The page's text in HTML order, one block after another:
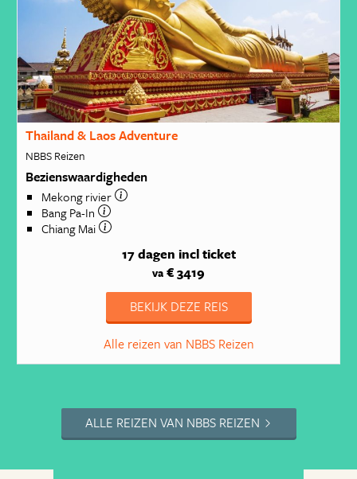
Thailand & Laos Adventure
NBBS Reizen
Bezienswaardigheden
Mekong rivier
Bang Pa-In
Chiang Mai
17 dagen incl ticket
va € 3419
BEKIJK DEZE REIS
Alle reizen van NBBS Reizen
ALLE REIZEN VAN NBBS REIZEN